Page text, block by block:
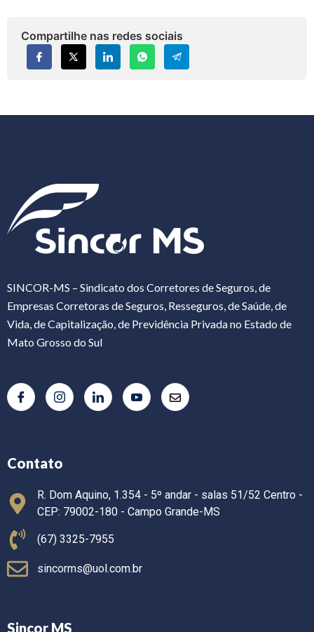
Compartilhe nas redes sociais
SINCOR-MS – Sindicato dos Corretores de Seguros, de
Empresas Corretoras de Seguros, Resseguros, de Saúde, de
Vida, de Capitalização, de Previdência Privada no Estado de
Mato Grosso do Sul
Contato
R. Dom Aquino, 1.354 - 5º andar - salas 51/52 Centro -
CEP: 79002-180 - Campo Grande-MS
(67) 3325-7955
sincorms@uol.com.br
Sincor MS